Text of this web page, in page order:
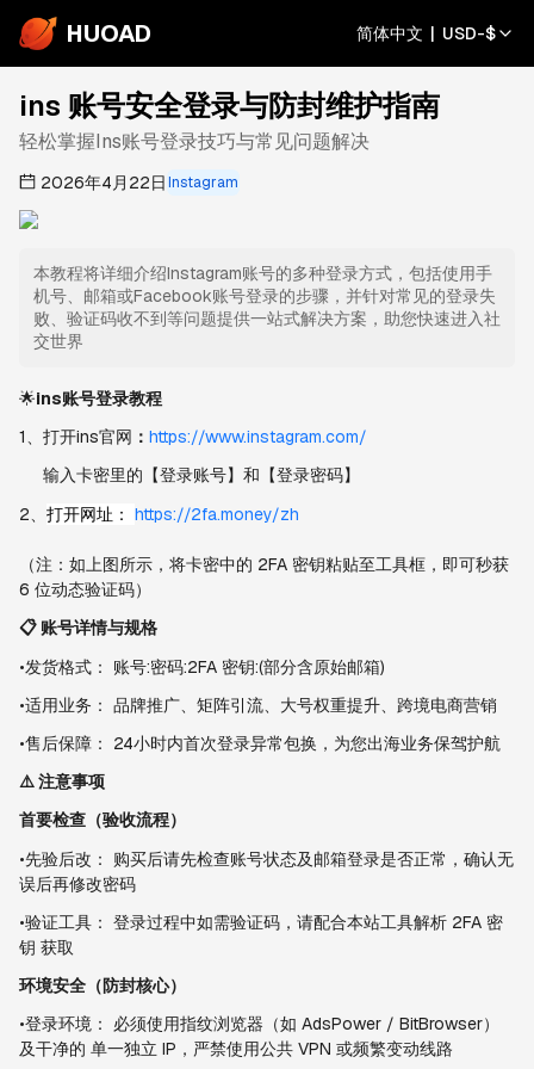
HUOAD 简体中文 | USD-$
ins 账号安全登录与防封维护指南
轻松掌握Ins账号登录技巧与常见问题解决
2026年4月22日Instagram
本教程将详细介绍Instagram账号的多种登录方式，包括使用手
机号、邮箱或Facebook账号登录的步骤，并针对常见的登录失
败、验证码收不到等问题提供一站式解决方案，助您快速进入社
交世界
🌟ins账号登录教程
1、打开ins官网 ： https://www.instagram.com/
输入卡密里的【登录账号】和【登录密码】
2、 打开网址： https://2fa.money/zh
（注：如上图所示，将卡密中的 2FA 密钥粘贴至工具框，即可秒获
6 位动态验证码）
📋 账号详情与规格
•发货格式： 账号:密码:2FA 密钥:(部分含原始邮箱)
•适用业务： 品牌推广、矩阵引流、大号权重提升、跨境电商营销
•售后保障： 24小时内首次登录异常包换，为您出海业务保驾护航
⚠️ 注意事项
首要检查（验收流程）
•先验后改： 购买后请先检查账号状态及邮箱登录是否正常，确认无
误后再修改密码
•验证工具： 登录过程中如需验证码，请配合本站工具解析 2FA 密
钥 获取
环境安全（防封核心）
•登录环境： 必须使用指纹浏览器（如 AdsPower / BitBrowser）
及干净的 单一独立 IP，严禁使用公共 VPN 或频繁变动线路